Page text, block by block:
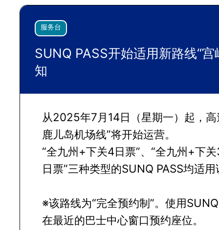
服务台
SUNQ PASS开始适用新路线“
知
从2025年7月14日（星期一）起，
鹿儿岛机场线”将开始运营。
“全九州+下关4日票”、“全九州+下
日票”三种类型的SUNQ PASS均适
※该路线为“完全预约制”。使用
在最近的巴士中心窗口预约座位。